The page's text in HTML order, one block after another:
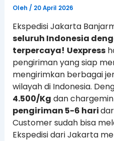
Oleh / 20 April 2026
Ekspedisi Jakarta
seluruh Indonesia
terpercaya! Uexpress
pengiriman yang siap
mengirimkan berbagai
wilayah di Indonesia.
4.500/Kg dan chargemin
pengiriman 5-6 hari
Customer sudah bisa
Ekspedisi dari Jakarta